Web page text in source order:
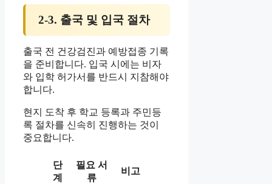
2-3. 출국 및 입국 절차
출국 전 건강검진과 예방접종 기록
을 준비합니다. 입국 시에는 비자
와 입학 허가서를 반드시 지참해야
합니다.
현지 도착 후 학교 등록과 주민등
록 절차를 신속히 진행하는 것이
중요합니다.
단
계
필요 서
류
비고